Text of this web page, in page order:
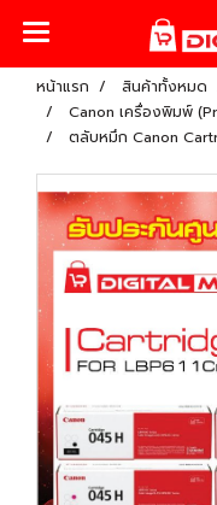
หน้าแรก สินค้าทั้งหมด
Canon เครื่องพิมพ์
ตลับหมึก Canon